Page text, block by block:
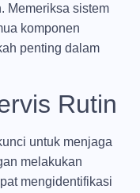
Memeriksa sistem
komponen
penting dalam
Rutin
untuk menjaga
melakukan
mengidentifikasi